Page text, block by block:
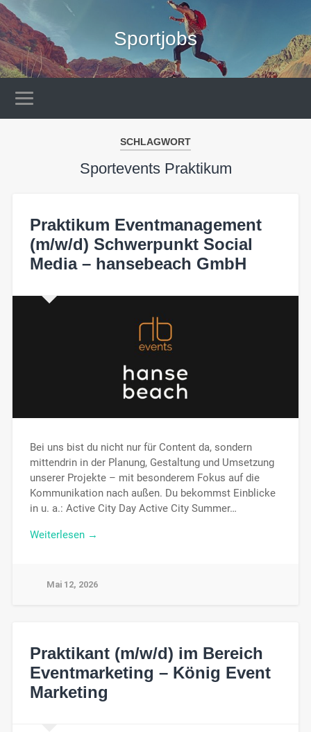
Sportjobs
SCHLAGWORT
Sportevents Praktikum
Praktikum Eventmanagement
(m/w/d) Schwerpunkt Social
Media – hansebeach GmbH
Bei uns bist du nicht nur für Content da, sondern
mittendrin in der Planung, Gestaltung und Umsetzung
unserer Projekte – mit besonderem Fokus auf die
Kommunikation nach außen. Du bekommst Einblicke
in u. a.: Active City Day Active City Summer…
Weiterlesen →
Mai 12, 2026
Praktikant (m/w/d) im Bereich
Eventmarketing – König Event
Marketing